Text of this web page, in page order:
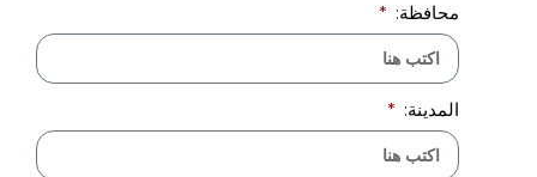
محافظة:
المدينة: